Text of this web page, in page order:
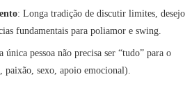
: Longa tradição de discutir limites, desejo
fundamentais para poliamor e swing.
única pessoa não precisa ser “tudo” para o
sexo, apoio emocional).